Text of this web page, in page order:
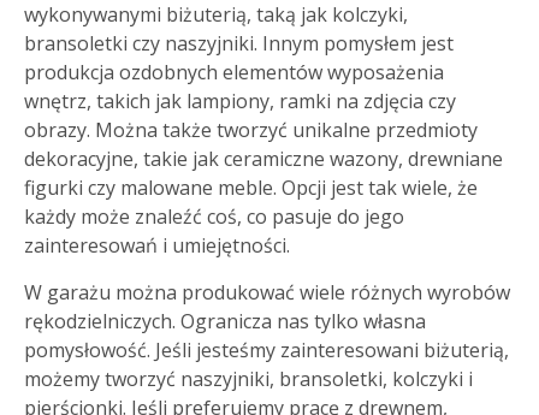
wykonywanymi biżuterią, taką jak kolczyki,
bransoletki czy naszyjniki. Innym pomysłem jest
produkcja ozdobnych elementów wyposażenia
wnętrz, takich jak lampiony, ramki na zdjęcia czy
obrazy. Można także tworzyć unikalne przedmioty
dekoracyjne, takie jak ceramiczne wazony, drewniane
figurki czy malowane meble. Opcji jest tak wiele, że
każdy może znaleźć coś, co pasuje do jego
zainteresowań i umiejętności.
W garażu można produkować wiele różnych wyrobów
rękodzielniczych. Ogranicza nas tylko własna
pomysłowość. Jeśli jesteśmy zainteresowani biżuterią,
możemy tworzyć naszyjniki, bransoletki, kolczyki i
pierścionki. Jeśli preferujemy pracę z drewnem,